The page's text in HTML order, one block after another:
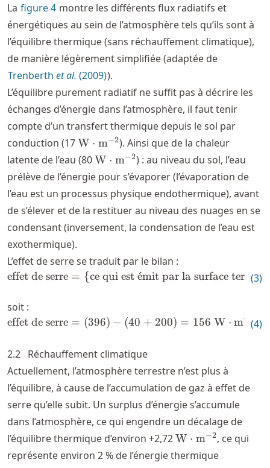
La figure4 montre les différents flux radiatifs et
énergétiques au sein de l’atmosphère tels qu’ils sont à
l’équilibre thermique (sans réchauffement climatique),
de manière légèrement simplifiée (adaptée de
Trenberth et al. (2009)).
L’équilibre purement radiatif ne suffit pas à décrire les
échanges d’énergie dans l’atmosphère, il faut tenir
compte d’un transfert thermique depuis le sol par
conduction (17\text{W}\cdot
\text{m}^{-2}
W ⋅ m−2). Ainsi que de la chaleur
latente de l’eau (80\text{W}\cdot
\text{m}^{-2}
W ⋅ m−2) : au niveau du sol, l’eau
prélève de l’énergie pour s’évaporer (l’évaporation de
l’eau est un processus physique endothermique), avant
de s’élever et de la restituer au niveau des nuages en se
condensant (inversement, la condensation de l’eau est
exothermique).
L’effet de serre se traduit par le bilan :
\text{effet de serre} =
effet de serre = {ce qui est e
ˊmit par la surface (3)
soit :
\text{effet de serre} =
effet de serre = (396) − (40 + 200) = 156 W ⋅ m− 2
(4)
2.2 Réchauffement climatique
Actuellement, l’atmosphère terrestre n’est plus à
l’équilibre, à cause de l’accumulation de gaz à effet de
serre qu’elle subit. Un surplus d’énergie s’accumule
dans l’atmosphère, ce qui engendre un décalage de
l’équilibre thermique d’environ +2,72\text{W}\cdot
\text{m}^{-2}
W ⋅ m−2, ce qui
représente environ 2 % de l’énergie thermique